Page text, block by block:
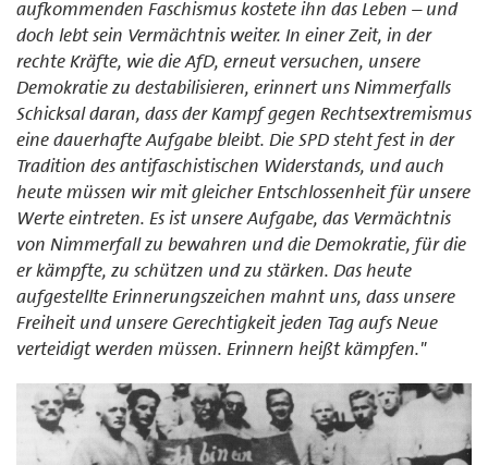
aufkommenden Faschismus kostete ihn das Leben – und
doch lebt sein Vermächtnis weiter. In einer Zeit, in der
rechte Kräfte, wie die AfD, erneut versuchen, unsere
Demokratie zu destabilisieren, erinnert uns Nimmerfalls
Schicksal daran, dass der Kampf gegen Rechtsextremismus
eine dauerhafte Aufgabe bleibt. Die SPD steht fest in der
Tradition des antifaschistischen Widerstands, und auch
heute müssen wir mit gleicher Entschlossenheit für unsere
Werte eintreten. Es ist unsere Aufgabe, das Vermächtnis
von Nimmerfall zu bewahren und die Demokratie, für die
er kämpfte, zu schützen und zu stärken. Das heute
aufgestellte Erinnerungszeichen mahnt uns, dass unsere
Freiheit und unsere Gerechtigkeit jeden Tag aufs Neue
verteidigt werden müssen. Erinnern heißt kämpfen."